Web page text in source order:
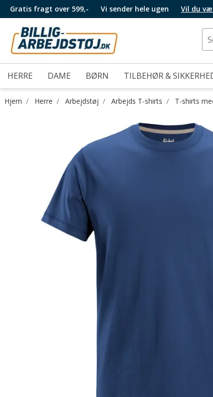
Gratis fragt over 599,- Vi sender hele ugen Vil du
HERRE DAME BØRN TILBEHØR &
Hjem Herre Arbejdstøj Arbejds T-shirts T-shirts